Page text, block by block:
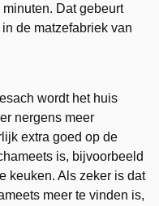
Dat gebeurt
de matzefabriek van
wordt het huis
nergens meer
extra goed op de
is, bijvoorbeeld
keuken. Als zeker is dat
meer te vinden is,